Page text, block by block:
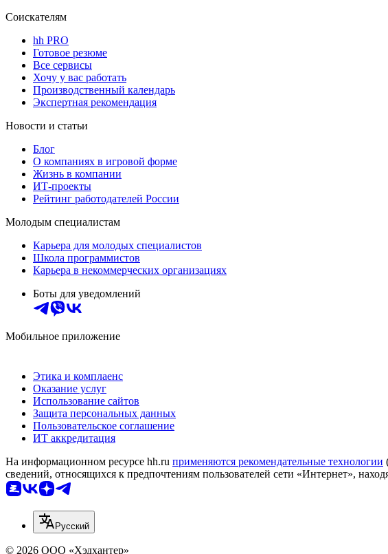
Соискателям
hh PRO
Готовое резюме
Все сервисы
Хочу у вас работать
Производственный календарь
Экспертная рекомендация
Новости и статьи
Блог
О компаниях в игровой форме
Жизнь в компании
ИТ-проекты
Рейтинг работодателей России
Молодым специалистам
Карьера для молодых специалистов
Школа программистов
Карьера в некоммерческих организациях
Боты для уведомлений
Мобильное приложение
Этика и комплаенс
Оказание услуг
Использование сайтов
Защита персональных данных
Пользовательское соглашение
ИТ аккредитация
На информационном ресурсе hh.ru применяются рекомендательные технологии
сведений, относящихся к предпочтениям пользователей сети «Интернет»,
Русский
© 2026 ООО «Хэдхантер»